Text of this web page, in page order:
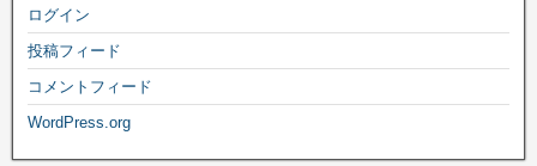
ログイン
投稿フィード
コメントフィード
WordPress.org